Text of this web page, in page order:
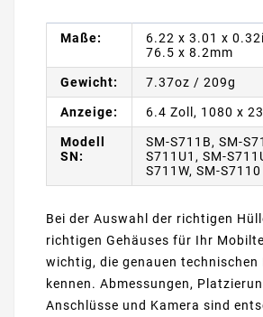
Maße:
6.22 x 3.01 x
76.5 x 8.2mm
Gewicht: 7.37oz / 209g
Anzeige: 6.4 Zoll, 1080 x
Modell
SN:
SM-S711B, SM-
S711U1, SM-
S711W, SM-S7110
Bei der Auswahl der richtigen
richtigen Gehäuses für Ihr
wichtig, die genauen technischen
kennen. Abmessungen,
Anschlüsse und Kamera sind